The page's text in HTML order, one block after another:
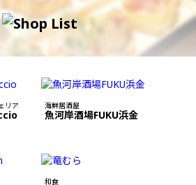
リア 海鮮居酒屋
魚河岸酒場FUKU浜金
和食